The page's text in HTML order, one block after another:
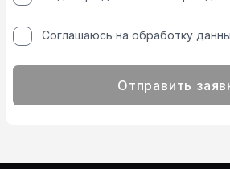
Соглашаюсь на обработку
Отправить